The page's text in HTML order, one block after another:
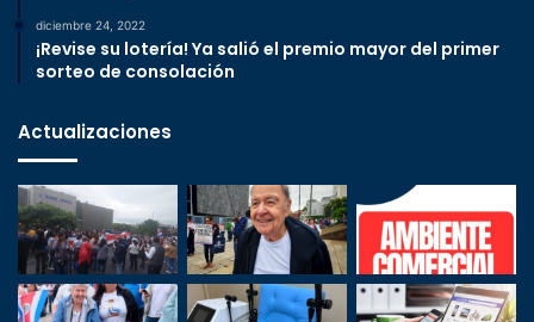
diciembre 24, 2022
¡Revise su lotería! Ya salió el premio mayor del primer
sorteo de consolación
Actualizaciones